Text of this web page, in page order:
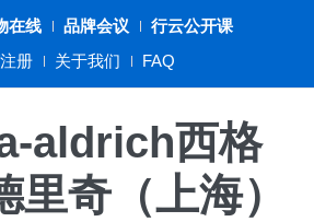
在线 品牌会议
行云公开课
册
关于我们 FAQ
aldrich西格
里奇（上海）